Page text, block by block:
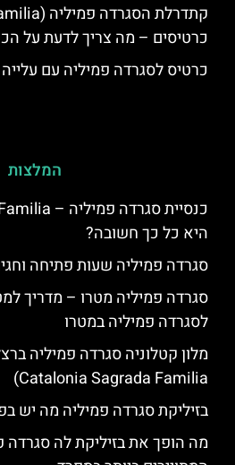
כרטיסים – מה צריך לדעת על
כרטיס לסגרדה פמיליה עם
המלצות
היא כל כך חשובה?
סגרדה פמיליה שעות פתיחה
סגרדה פמיליה מטרו – מדריך
לסגרדה פמיליה במטרו
Catalonia Sagrada Familia)
בזיליקת סגרדה פמיליה מה יש
מה הופך את בזיליקת לה